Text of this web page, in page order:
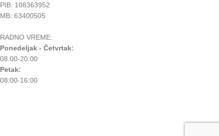
PIB: 108363952
MB: 63400505
RADNO VREME:
Ponedeljak - Četvrtak:
08:00-20:00
Petak:
08:00-16:00